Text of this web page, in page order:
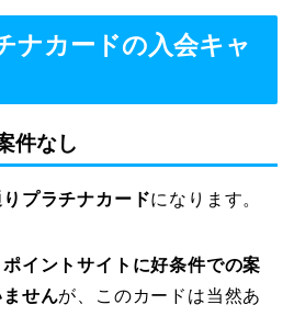
ナカードの入会キャ
件なし
プラチナカードになります。
ポイントサイトに好条件での案
せんが、このカードは当然あ